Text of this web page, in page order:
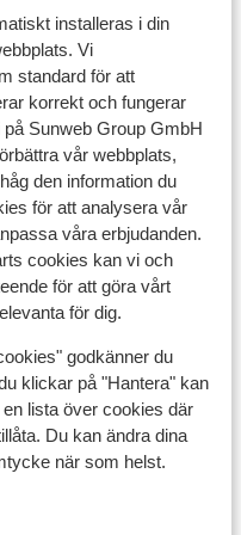
installeras i din
Vi
standard för att
korrekt och fungerar
Sunweb Group GmbH
vår webbplats,
den information du
för att analysera vår
våra erbjudanden.
cookies kan vi och
för att göra vårt
för dig.
godkänner du
klickar på "Hantera" kan
lista över cookies där
Du kan ändra dina
när som helst.
12 år.
utan vuxna krävs
föräldrarna och / eller
giltiga under hela
rekommenderar
eller konsulatet.
är alltid ditt eget